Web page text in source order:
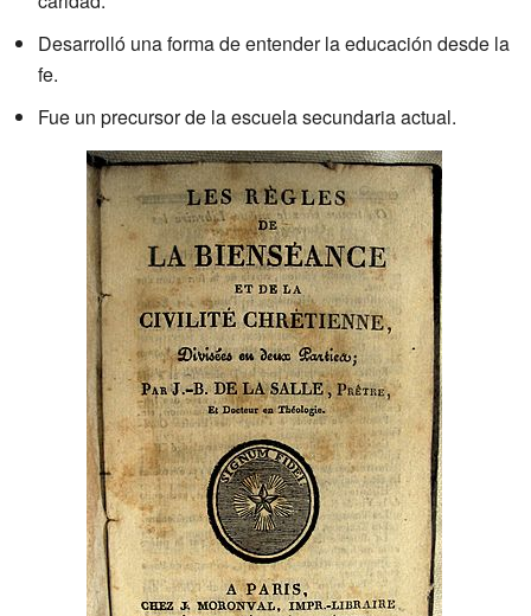
Desarrolló una forma de entender la educación desde la
fe.
Fue un precursor de la escuela secundaria actual.